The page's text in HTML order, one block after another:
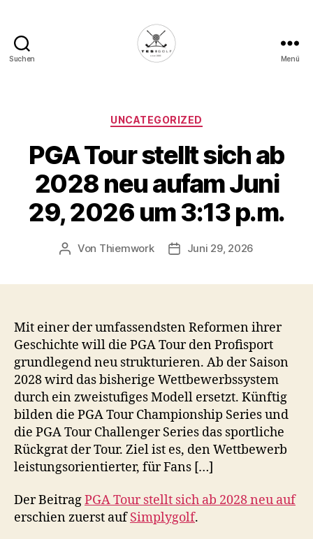
Suchen
Deine
Plattform
für
Golfbegeisterte!
Menü
Kategorien
UNCATEGORIZED
PGA Tour stellt sich ab
2028 neu aufam Juni
29, 2026 um 3:13 p.m.
Beitragsautor
Von Thiemwork Veröffentlichungsdatum
Juni 29, 2026
Mit einer der umfassendsten Reformen ihrer
Geschichte will die PGA Tour den Profisport
grundlegend neu strukturieren. Ab der Saison
2028 wird das bisherige Wettbewerbssystem
durch ein zweistufiges Modell ersetzt. Künftig
bilden die PGA Tour Championship Series und
die PGA Tour Challenger Series das sportliche
Rückgrat der Tour. Ziel ist es, den Wettbewerb
leistungsorientierter, für Fans […]
Der BeitragPGA Tour stellt sich ab 2028 neu auf
erschien zuerst aufSimplygolf.